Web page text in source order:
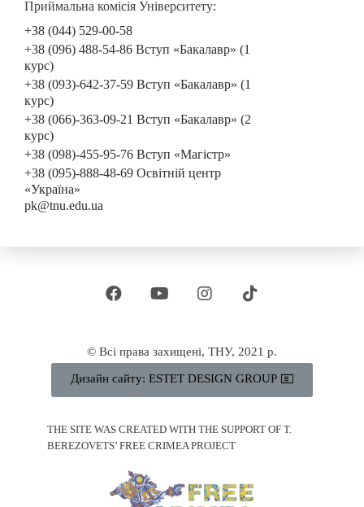
Приймальна комісія Університету:
+38 (044) 529-00-58
+38 (096) 488-54-86 Вступ «Бакалавр» (1
курс)
+38 (093)-642-37-59 Вступ «Бакалавр» (1
курс)
+38 (066)-363-09-21 Вступ «Бакалавр» (2
курс)
+38 (098)-455-95-76 Вступ «Магістр»
+38 (095)-888-48-69 Освітній центр
«Україна»
pk@tnu.edu.ua
© Всі права захищені, ТНУ, 2021 р.
Дизайн сайту: ESTET DESIGN GROUP
THE SITE WAS CREATED WITH THE SUPPORT OF T.
BEREZOVETS’ FREE CRIMEA PROJECT